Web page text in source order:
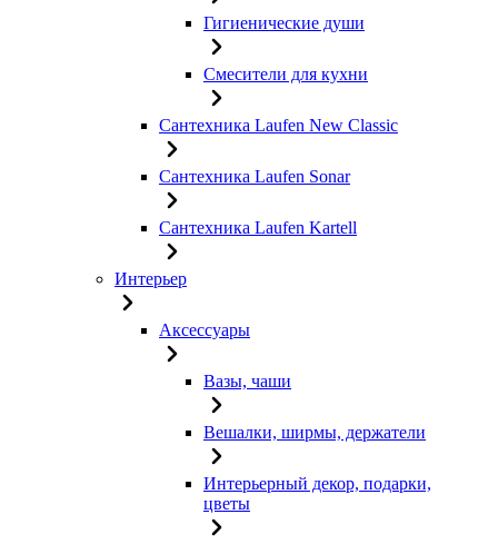
Гигиенические души
Смесители для кухни
Сантехника Laufen New Classic
Сантехника Laufen Sonar
Сантехника Laufen Kartell
Интерьер
Аксессуары
Вазы, чаши
Вешалки, ширмы, держатели
Интерьерный декор, подарки,
цветы